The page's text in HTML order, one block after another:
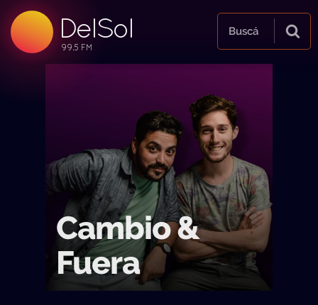
DelSol
99.5 FM
99.5 FM
99.5 FM
Buscá
Cambio &
Fuera